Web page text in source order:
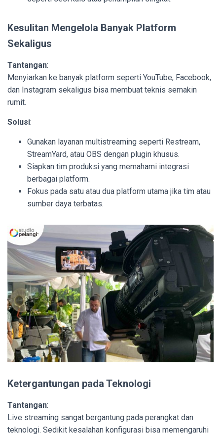
Kesulitan Mengelola Banyak Platform
Sekaligus
Tantangan:
Menyiarkan ke banyak platform seperti YouTube, Facebook,
dan Instagram sekaligus bisa membuat teknis semakin
rumit.
Solusi:
Gunakan layanan multistreaming seperti Restream,
StreamYard, atau OBS dengan plugin khusus.
Siapkan tim produksi yang memahami integrasi
berbagai platform.
Fokus pada satu atau dua platform utama jika tim atau
sumber daya terbatas.
Ketergantungan pada Teknologi
Tantangan:
Live streaming sangat bergantung pada perangkat dan
teknologi. Sedikit kesalahan konfigurasi bisa memengaruhi